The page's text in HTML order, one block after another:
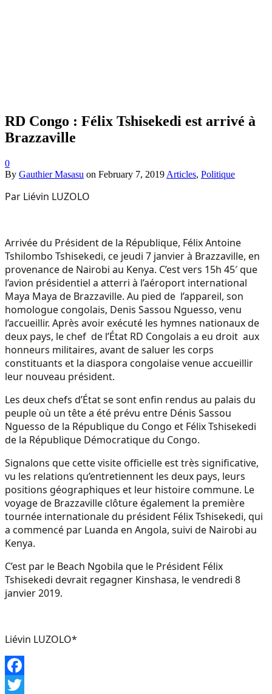
RD Congo : Félix Tshisekedi est arrivé à
Brazzaville
0
By Gauthier Masasu on February 7, 2019 Articles, Politique
Par Liévin LUZOLO
Arrivée du Président de la République, Félix Antoine
Tshilombo Tshisekedi, ce jeudi 7 janvier à Brazzaville, en
provenance de Nairobi au Kenya. C’est vers 15h 45′ que
l’avion présidentiel a atterri à l’aéroport international
Maya Maya de Brazzaville. Au pied de l’appareil, son
homologue congolais, Denis Sassou Nguesso, venu
l’accueillir. Après avoir exécuté les hymnes nationaux de
deux pays, le chef de l’État RD Congolais a eu droit aux
honneurs militaires, avant de saluer les corps
constituants et la diaspora congolaise venue accueillir
leur nouveau président.
Les deux chefs d’État se sont enfin rendus au palais du
peuple où un tête a été prévu entre Dénis Sassou
Nguesso de la République du Congo et Félix Tshisekedi
de la République Démocratique du Congo.
Signalons que cette visite officielle est très significative,
vu les relations qu’entretiennent les deux pays, leurs
positions géographiques et leur histoire commune. Le
voyage de Brazzaville clôture également la première
tournée internationale du président Félix Tshisekedi, qui
a commencé par Luanda en Angola, suivi de Nairobi au
Kenya.
C’est par le Beach Ngobila que le Président Félix
Tshisekedi devrait regagner Kinshasa, le vendredi 8
janvier 2019.
Liévin LUZOLO*
Facebook